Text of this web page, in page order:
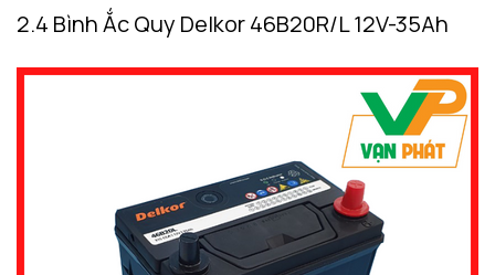
2.4 Bình Ắc Quy Delkor 46B20R/L 12V-35Ah